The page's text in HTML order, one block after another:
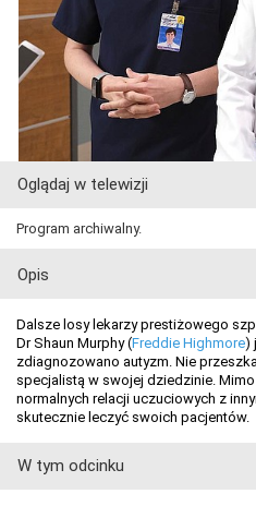
Oglądaj w telewizji
Program archiwalny.
Opis
Dalsze losy lekarzy prestiżowego
Dr Shaun Murphy (Freddie Highmore)
zdiagnozowano autyzm. Nie
specjalistą w swojej dziedzinie.
normalnych relacji uczuciowych z
skutecznie leczyć swoich pacjentów.
W tym odcinku